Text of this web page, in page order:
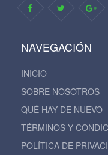
NAVEGACIÓN
INICIO
SOBRE NOSOTROS
QUÉ HAY DE NUEVO
TÉRMINOS Y
POLÍTICA DE